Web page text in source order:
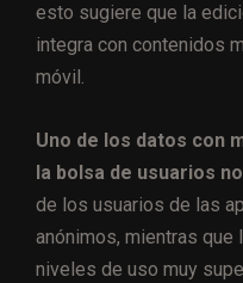
esto sugiere que la
integra con contenidos
móvil.
Uno de los datos con
la bolsa de usuarios
de los usuarios de las
anónimos, mientras
niveles de uso muy